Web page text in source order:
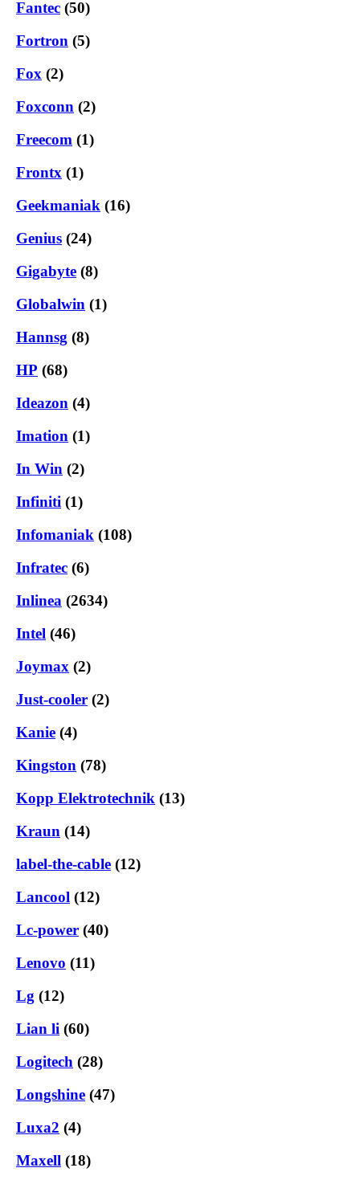
Fantec (50)
Fortron (5)
Fox (2)
Foxconn (2)
Freecom (1)
Frontx (1)
Geekmaniak (16)
Genius (24)
Gigabyte (8)
Globalwin (1)
Hannsg (8)
HP (68)
Ideazon (4)
Imation (1)
In Win (2)
Infiniti (1)
Infomaniak (108)
Infratec (6)
Inlinea (2634)
Intel (46)
Joymax (2)
Just-cooler (2)
Kanie (4)
Kingston (78)
Kopp Elektrotechnik (13)
Kraun (14)
label-the-cable (12)
Lancool (12)
Lc-power (40)
Lenovo (11)
Lg (12)
Lian li (60)
Logitech (28)
Longshine (47)
Luxa2 (4)
Maxell (18)